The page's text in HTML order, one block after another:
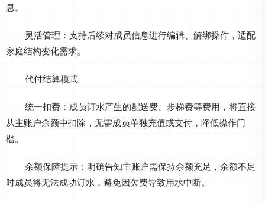
息。
灵活管理：支持后续对成员信息进行编辑、解绑操作，适配
家庭结构变化需求。
代付结算模式
统一扣费：成员订水产生的配送费、步梯费等费用，将直接
从主账户余额中扣除，无需成员单独充值或支付，降低操作门
槛。
余额保障提示：明确告知主账户需保持余额充足，余额不足
时成员将无法成功订水，避免因欠费导致用水中断。